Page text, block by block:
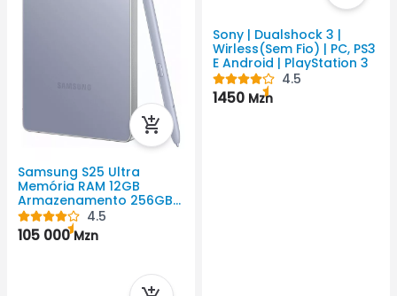
Samsung S25 Ultra
Memória RAM 12GB
Armazenamento 256GB
5000mAh Android Cor
Preto QHD+ ( 3120 Px X
1440 Px)
4.5
105 000Mzn
Sony | Dualshock 3 |
Wirless(Sem Fio) | PC, PS3
E Android | PlayStation 3
4.5
1450 Mzn